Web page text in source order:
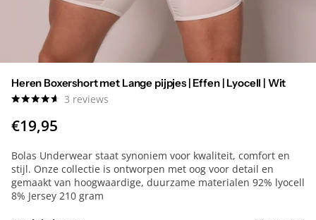
Heren Boxershort met Lange pijpjes | Effen | Lyocell | Wit
3 reviews
€19,95
Bolas Underwear staat synoniem voor kwaliteit, comfort en
stijl. Onze collectie is ontworpen met oog voor detail en
gemaakt van hoogwaardige, duurzame materialen 92% lyocell
8% Jersey 210 gram